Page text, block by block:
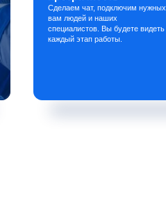
Сделаем чат, подключим нужных
вам людей и наших
специалистов. Вы будете видеть
каждый этап работы.